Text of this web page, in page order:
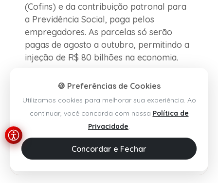
(Cofins) e da contribuição patronal para
a Previdência Social, paga pelos
empregadores. As parcelas só serão
pagas de agosto a outubro, permitindo a
injeção de R$ 80 bilhões na economia.
🍪 Preferências de Cookies
Utilizamos cookies para melhorar sua experiência. Ao
continuar, você concorda com nossa Política de
Privacidade.
Concordar e Fechar